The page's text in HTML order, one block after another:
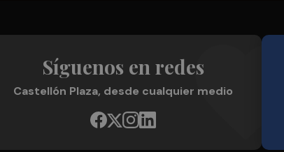
Síguenos en redes
Castellón Plaza, desde cualquier medio